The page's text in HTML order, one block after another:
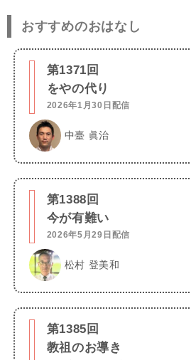
おすすめのおはなし
第1371回
をやの代り
2026年1月30日配信
中臺 眞治
第1388回
今が有難い
2026年5月29日配信
松村 登美和
第1385回
教祖のお導き